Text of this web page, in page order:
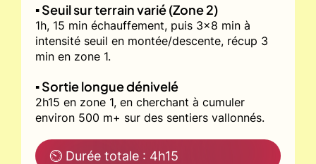
▪️ Seuil sur terrain varié (Zone 2)
1h, 15 min échauffement, puis 3x8 min à
intensité seuil en montée/descente, récup 3
min en zone 1.
▪️ Sortie longue dénivelé
2h15 en zone 1, en cherchant à cumuler
environ 500 m+ sur des sentiers vallonnés.
⏲ Durée totale : 4h15